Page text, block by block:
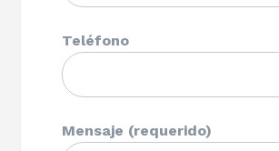
Teléfono
Mensaje (requerido)